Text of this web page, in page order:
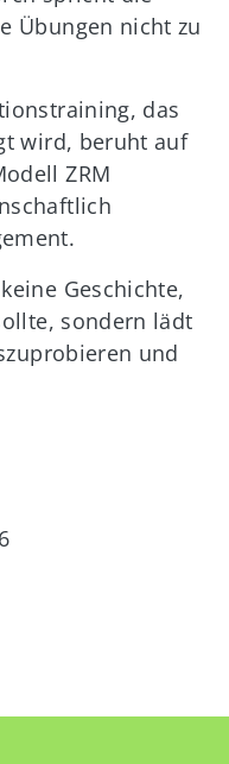
Übungen nicht zu
das
wird, beruht auf
ZRM
Geschichte,
sondern lädt
und